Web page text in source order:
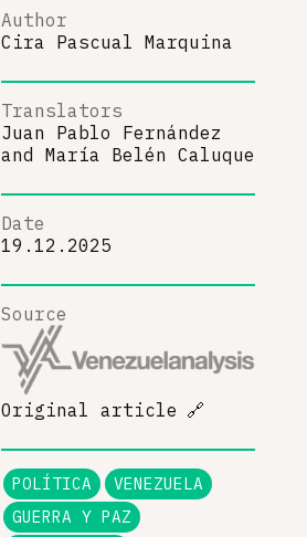
Author
Cira Pascual Marquina
Translators
Juan Pablo Fernández
and María Belén Caluque
Date
19.12.2025
Source
Original article 🔗
POLÍTICA
VENEZUELA
GUERRA Y PAZ